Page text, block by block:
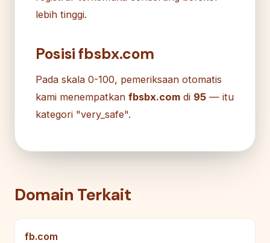
lebih tinggi.
Posisi fbsbx.com
Pada skala 0-100, pemeriksaan otomatis
kami menempatkan fbsbx.com di 95 — itu
kategori "very_safe".
Domain Terkait
fb.com